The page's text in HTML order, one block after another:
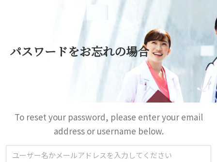
パスワードをお忘れの場合
To reset your password, please enter your email
address or username below.